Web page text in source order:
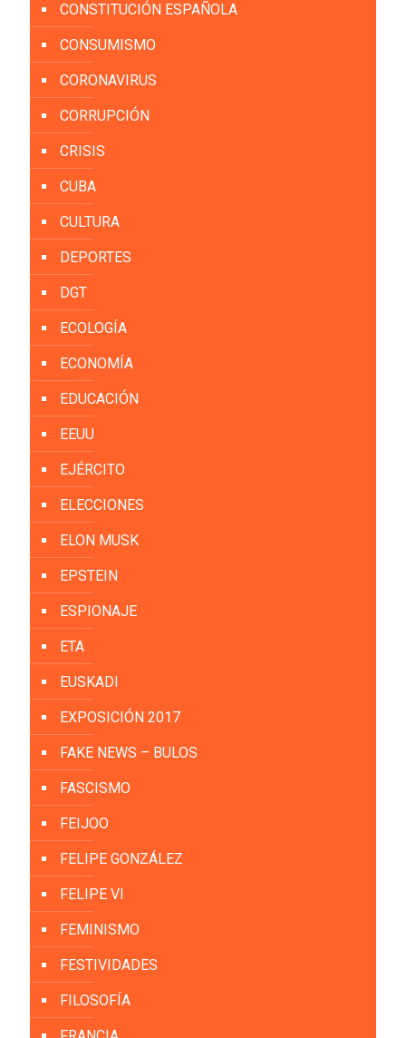
CONSTITUCIÓN ESPAÑOLA
CONSUMISMO
CORONAVIRUS
CORRUPCIÓN
CRISIS
CUBA
CULTURA
DEPORTES
DGT
ECOLOGÍA
ECONOMÍA
EDUCACIÓN
EEUU
EJÉRCITO
ELECCIONES
ELON MUSK
EPSTEIN
ESPIONAJE
ETA
EUSKADI
EXPOSICIÓN 2017
FAKE NEWS – BULOS
FASCISMO
FEIJOO
FELIPE GONZÁLEZ
FELIPE VI
FEMINISMO
FESTIVIDADES
FILOSOFÍA